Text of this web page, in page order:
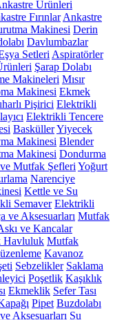
Ürünleri
Fırınlar Ankastre
Makinesi Derin
Davlumbazlar
Setleri Aspiratörler
Şarap Dolabı
Makineleri Mısır
Makinesi Ekmek
Pişirici Elektrikli
Elektrikli Tencere
BasküllerYiyecek
Makinesi Blender
Makinesi Dondurma
Mutfak Şefleri Yoğurt
Narenciye
Kettle ve Su
Semaver Elektrikli
ve Aksesuarları Mutfak
ve Kancalar
Havluluk Mutfak
Kavanoz
Sebzelikler Saklama
Poşetlik Kaşıklık
Ekmeklik Sefer Tası
Pipet Buzdolabı
Aksesuarları Su